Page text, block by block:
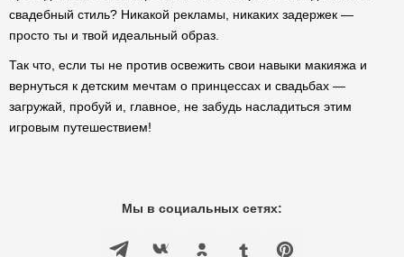
свадебный стиль? Никакой рекламы, никаких задержек —
просто ты и твой идеальный образ.
Так что, если ты не против освежить свои навыки макияжа и
вернуться к детским мечтам о принцессах и свадьбах —
загружай, пробуй и, главное, не забудь насладиться этим
игровым путешествием!
Мы в социальных сетях: